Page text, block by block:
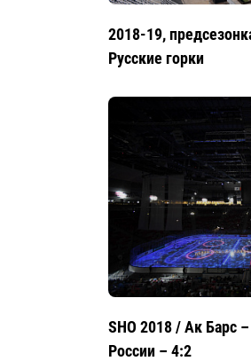
2018-19,
Русские горки
SHO 2018 / Ак Барс
России – 4:2